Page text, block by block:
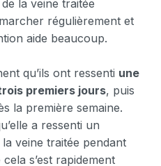
la veine traitée
régulièrement et
aide beaucoup.
qu’ils ont ressenti une
premiers jours, puis
la première semaine.
a ressenti un
veine traitée pendant
s’est rapidement